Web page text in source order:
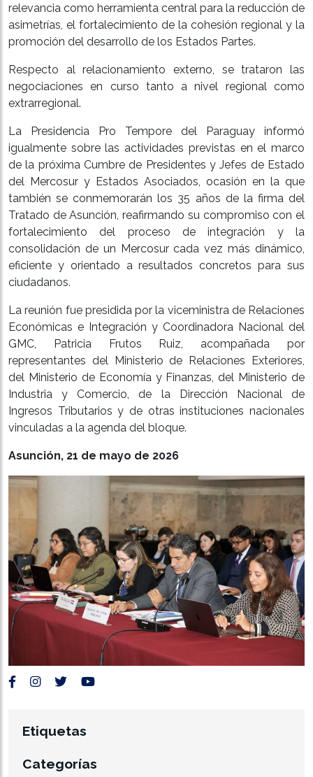
relevancia como herramienta central para la reducción de
asimetrías, el fortalecimiento de la cohesión regional y la
promoción del desarrollo de los Estados Partes.
Respecto al relacionamiento externo, se trataron las
negociaciones en curso tanto a nivel regional como
extrarregional.
La Presidencia Pro Tempore del Paraguay informó
igualmente sobre las actividades previstas en el marco
de la próxima Cumbre de Presidentes y Jefes de Estado
del Mercosur y Estados Asociados, ocasión en la que
también se conmemorarán los 35 años de la firma del
Tratado de Asunción, reafirmando su compromiso con el
fortalecimiento del proceso de integración y la
consolidación de un Mercosur cada vez más dinámico,
eficiente y orientado a resultados concretos para sus
ciudadanos.
La reunión fue presidida por la viceministra de Relaciones
Económicas e Integración y Coordinadora Nacional del
GMC, Patricia Frutos Ruiz, acompañada por
representantes del Ministerio de Relaciones Exteriores,
del Ministerio de Economía y Finanzas, del Ministerio de
Industria y Comercio, de la Dirección Nacional de
Ingresos Tributarios y de otras instituciones nacionales
vinculadas a la agenda del bloque.
Asunción, 21 de mayo de 2026
Etiquetas
Categorías